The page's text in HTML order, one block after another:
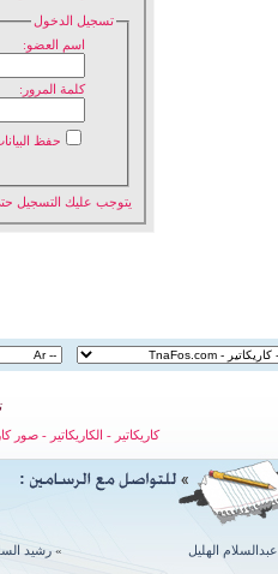
تسجيل الدخول
اسم العضو:
كلمة المرور:
حفظ
يتوجب عليك التسجيل
كاريكاتير - الكاريكاتير -صور
» رشيد عبدالسلام الهليل